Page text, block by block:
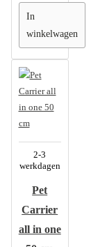
In
winkelwagen
2-3
werkdagen
Pet
Carrier
all in one